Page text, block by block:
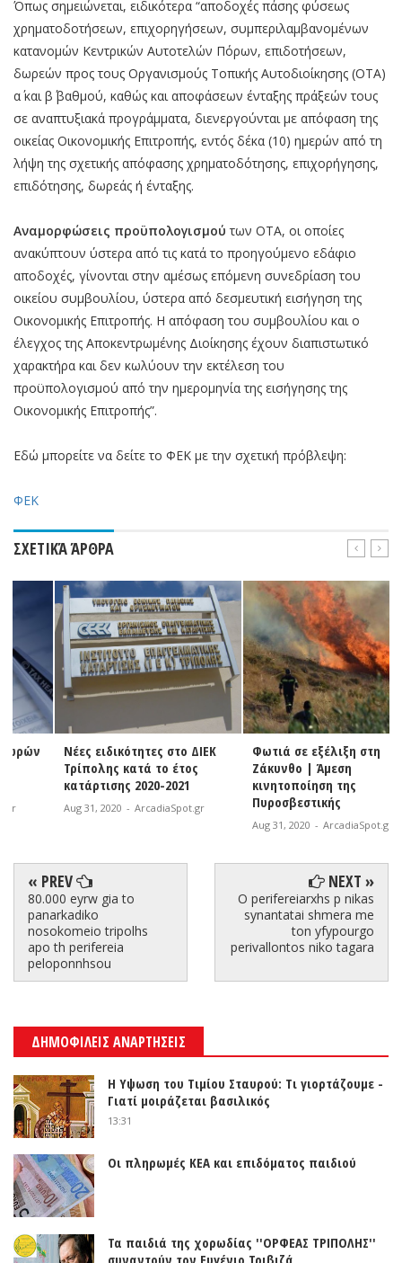
Όπως σημειώνεται, ειδικότερα “αποδοχές πάσης φύσεως
χρηματοδοτήσεων, επιχορηγήσεων, συμπεριλαμβανομένων
κατανομών Κεντρικών Αυτοτελών Πόρων, επιδοτήσεων,
δωρεών προς τους Οργανισμούς Τοπικής Αυτοδιοίκησης (ΟΤΑ)
α΄ και β΄ βαθμού, καθώς και αποφάσεων ένταξης πράξεών τους
σε αναπτυξιακά προγράμματα, διενεργούνται με απόφαση της
οικείας Οικονομικής Επιτροπής, εντός δέκα (10) ημερών από τη
λήψη της σχετικής απόφασης χρηματοδότησης, επιχορήγησης,
επιδότησης, δωρεάς ή ένταξης.
Αναμορφώσεις προϋπολογισμού των ΟΤΑ, οι οποίες
ανακύπτουν ύστερα από τις κατά το προηγούμενο εδάφιο
αποδοχές, γίνονται στην αμέσως επόμενη συνεδρίαση του
οικείου συμβουλίου, ύστερα από δεσμευτική εισήγηση της
Οικονομικής Επιτροπής. Η απόφαση του συμβουλίου και ο
έλεγχος της Αποκεντρωμένης Διοίκησης έχουν διαπιστωτικό
χαρακτήρα και δεν κωλύουν την εκτέλεση του
προϋπολογισμού από την ημερομηνία της εισήγησης της
Οικονομικής Επιτροπής”.
Εδώ μπορείτε να δείτε το ΦΕΚ με την σχετική πρόβλεψη:
ΦΕΚ
ΣΧΕΤΙΚΆ ΆΡΘΡΑ
Νέες ειδικότητες στο ΔΙΕΚ
Τρίπολης κατά το έτος
κατάρτισης 2020-2021
Aug 31, 2020 - ArcadiaSpot.gr
Φωτιά σε εξέλιξη στη
Ζάκυνθο | Άμεση
κινητοποίηση της
Πυροσβεστικής
Aug 31, 2020 - ArcadiaSpot.gr
« PREV
80.000 eyrw gia to
panarkadiko
nosokomeio tripolhs
apo th perifereia
peloponnhsou
NEXT »
O perifereiarxhs p nikas
synantatai shmera me
ton yfypourgo
perivallontos niko tagara
ΔΗΜΟΦΙΛΕΙΣ ΑΝΑΡΤΗΣΕΙΣ
Η Υψωση του Τιμίου Σταυρού: Τι γιορτάζουμε -
Γιατί μοιράζεται βασιλικός
13:31
Οι πληρωμές ΚΕΑ και επιδόματος παιδιού
Τα παιδιά της χορωδίας ''ΟΡΦΕΑΣ ΤΡΙΠΟΛΗΣ''
συναντούν τον Ευγένιο Τριβιζά